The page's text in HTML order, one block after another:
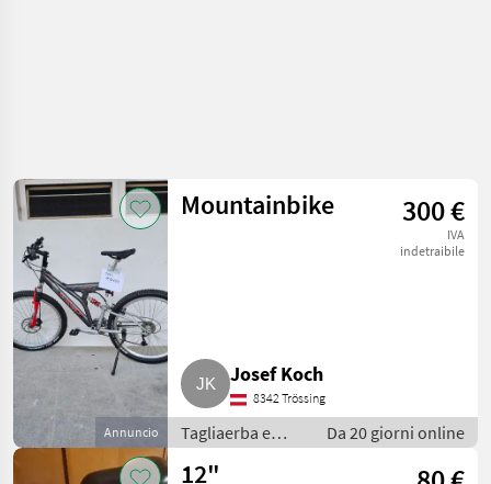
Annuncio
Mountainbike 300 €
IVA
indetraibile
Josef Koch
8342 Trössing
Tagliaerba e
macchine da
giardinaggio /
Da 20 giorni online
12"